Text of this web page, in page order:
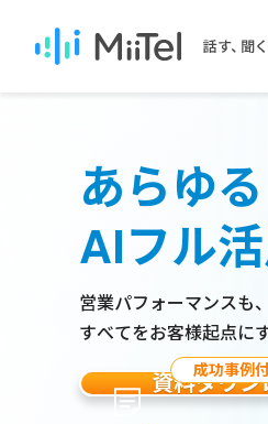
あらゆ
AIフル
営業パフォーマンスも、
すべてをお客様起点に
成功事例
資料ダウン